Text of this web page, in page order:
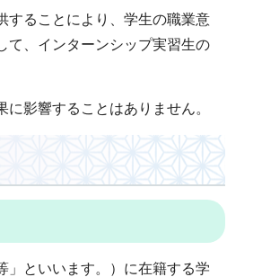
することにより、学生の職業意
て、インターンシップ実習生の
影響することはありません。
」といいます。）に在籍する学